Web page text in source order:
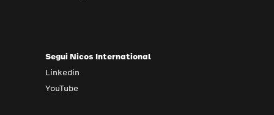
Segui Nicos International
Linkedin
YouTube